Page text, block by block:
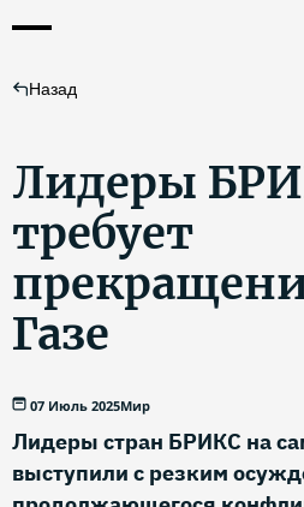
Назад
Лидеры
требует
Газе
07 Июль 2025Мир
Лидеры стран БРИКС на
выступили с резким